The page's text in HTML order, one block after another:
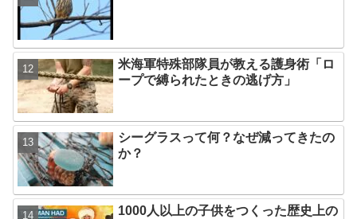
米海軍特殊部隊員が教える護身術「ロ
ープで縛られたときの逃げ方」
シーグラスって何？なぜ減ってきたの
か？
1000人以上の子供をつくった歴史上の